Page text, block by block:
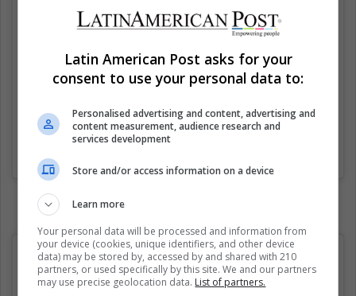
Latin American Post asks for your
consent to use your personal data to:
Personalised advertising and content, advertising and
content measurement, audience research and
services development
Store and/or access information on a device
Learn more
Your personal data will be processed and information from
your device (cookies, unique identifiers, and other device
data) may be stored by, accessed by and shared with 210
partners, or used specifically by this site. We and our partners
may use precise geolocation data. List of partners.